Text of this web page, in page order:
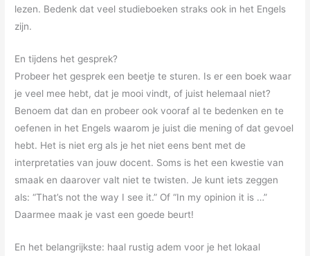
lezen. Bedenk dat veel studieboeken straks ook in het Engels
zijn.
En tijdens het gesprek?
Probeer het gesprek een beetje te sturen. Is er een boek waar
je veel mee hebt, dat je mooi vindt, of juist helemaal niet?
Benoem dat dan en probeer ook vooraf al te bedenken en te
oefenen in het Engels waarom je juist die mening of dat gevoel
hebt. Het is niet erg als je het niet eens bent met de
interpretaties van jouw docent. Soms is het een kwestie van
smaak en daarover valt niet te twisten. Je kunt iets zeggen
als: “That’s not the way I see it.” Of “In my opinion it is …”
Daarmee maak je vast een goede beurt!
En het belangrijkste: haal rustig adem voor je het lokaal